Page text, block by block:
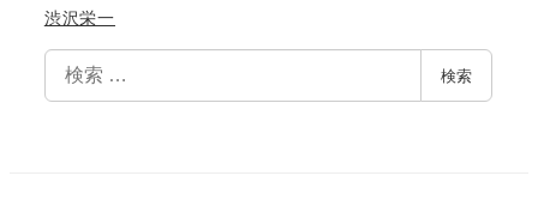
渋沢栄一
索
検索